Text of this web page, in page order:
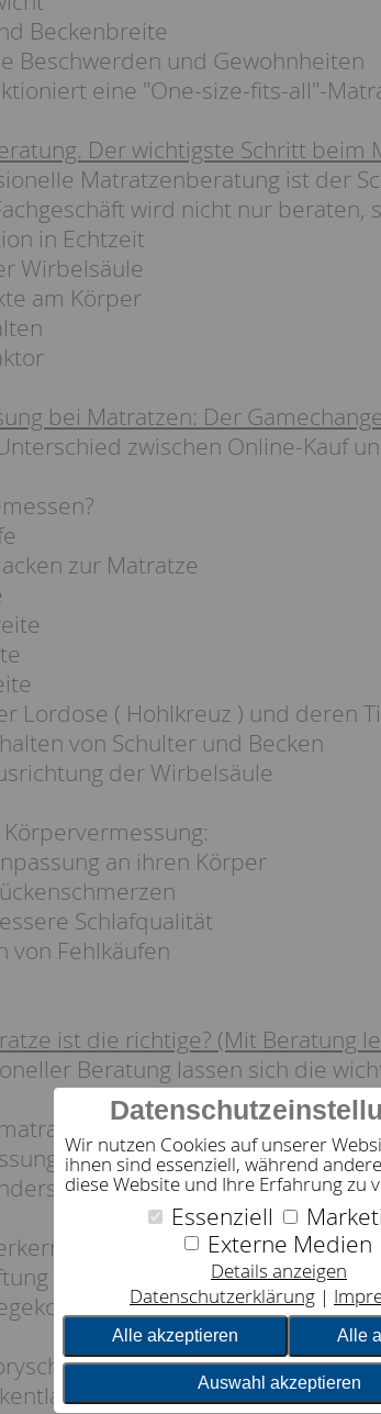
Wir nutzen Cookies auf unserer
ihnen sind essenziell, während
diese Website und Ihre Erfahrung zu
Essenziell
Externe Medien
Details anzeigen
Datenschutzerklärung
Alle akzeptieren Alle
Auswahl akzeptieren
Beckenbreite
Beschwerden und Gewohnheiten
eine "One-size-fits-all"-
Der wichtigste Schritt beim
Matratzenberatung ist der
wird nicht nur beraten,
in Echtzeit
Wirbelsäule
am Körper
bei Matratzen: Der
zwischen Online-Kauf
zur Matratze
Lordose ( Hohlkreuz ) und deren
von Schulter und Becken
der Wirbelsäule
an ihren Körper
Schlafqualität
von Fehlkäufen
ist die richtige? (Mit Beratung
Beratung lassen sich die
Körperzonen